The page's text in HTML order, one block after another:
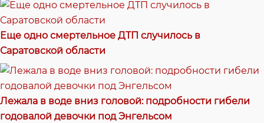
Еще одно смертельное ДТП случилось в
Саратовской области
Лежала в воде вниз головой: подробности гибели
годовалой девочки под Энгельсом